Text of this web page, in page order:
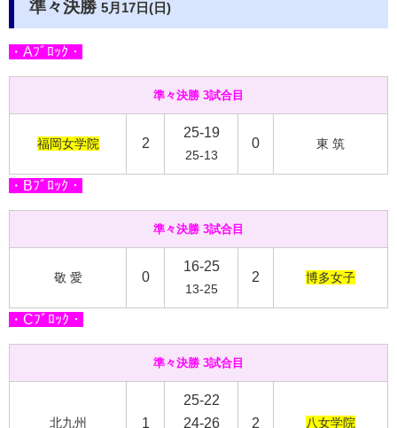
準々決勝 5月17日(日)
・Aﾌﾞﾛｯｸ・
準々決勝 3試合目
福岡女学院 2
25-19
25-13
0 東 筑
・Bﾌﾞﾛｯｸ・
準々決勝 3試合目
敬 愛 0
16-25
13-25
2 博多女子
・Cﾌﾞﾛｯｸ・
準々決勝 3試合目
北九州 1
25-22
24-26
2 八女学院